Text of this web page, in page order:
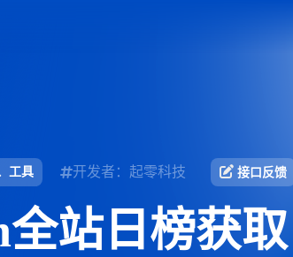
工具 开发者：起零科技 接口反馈
站日榜获取